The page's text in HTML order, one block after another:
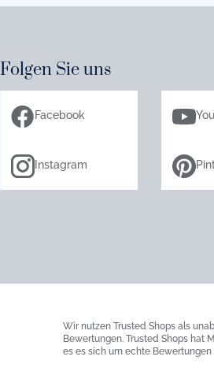
Folgen Sie uns
Facebook
Instagram
Wir nutzen Trusted Shops als
Bewertungen. Trusted Shops hat
es es sich um echte Bewertungen